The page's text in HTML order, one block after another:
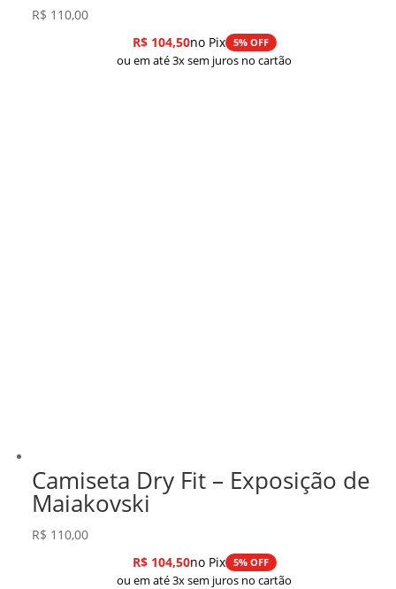
R$ 110,00
R$104,50no Pix 5% OFF
ou em até 3x sem juros no cartão
Camiseta Dry Fit – Exposição de
Maiakovski
R$ 110,00
R$104,50no Pix 5% OFF
ou em até 3x sem juros no cartão